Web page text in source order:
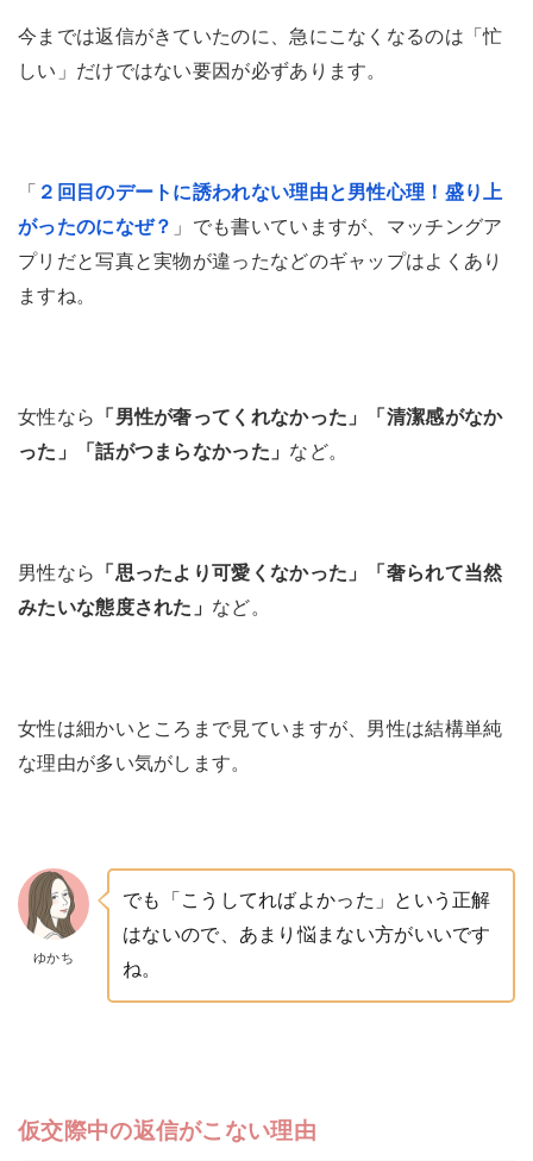
今までは返信がきていたのに、急にこなくなるのは「忙
しい」だけではない要因が必ずあります。
「
２回目のデートに誘われない理由と男性心理！盛り上
がったのになぜ？ 」でも書いていますが、マッチングア
プリだと写真と実物が違ったなどのギャップはよくあり
ますね。
女性なら
「男性が奢ってくれなかった」「清潔感がなか
った」「話がつまらなかった」 など。
男性なら
「思ったより可愛くなかった」「奢られて当然
みたいな態度された」 など。
女性は細かいところまで見ていますが、男性は結構単純
な理由が多い気がします。
ゆかち
でも「こうしてればよかった」という正解
はないので、あまり悩まない方がいいです
ね。
仮交際中の返信がこない理由